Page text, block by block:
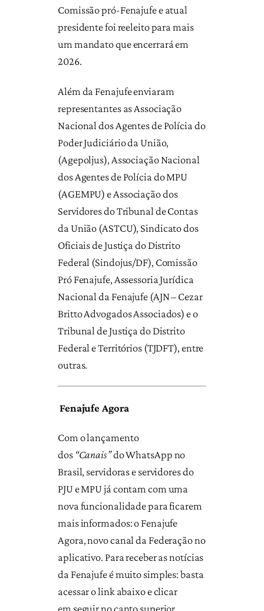
Comissão pró-Fenajufe e atual
presidente foi reeleito para mais
um mandato que encerrará em
2026.
Além da Fenajufe enviaram
representantes as Associação
Nacional dos Agentes de Polícia do
Poder Judiciário da União,
(Agepoljus), Associação Nacional
dos Agentes de Polícia do MPU
(AGEMPU) e Associação dos
Servidores do Tribunal de Contas
da União (ASTCU), Sindicato dos
Oficiais de Justiça do Distrito
Federal (Sindojus/DF), Comissão
Pró Fenajufe, Assessoria Jurídica
Nacional da Fenajufe (AJN – Cezar
Britto Advogados Associados) e o
Tribunal de Justiça do Distrito
Federal e Territórios (TJDFT), entre
outras.
Fenajufe Agora
Com o lançamento
dos “Canais”do WhatsApp no
Brasil, servidoras e servidores do
PJU e MPU já contam com uma
nova funcionalidade para ficarem
mais informados: o Fenajufe
Agora, novo canal da Federação no
aplicativo. Para receber as notícias
da Fenajufe é muito simples: basta
acessar o link abaixo e clicar
em seguir no canto superior